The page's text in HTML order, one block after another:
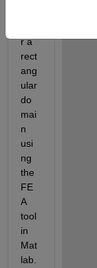
r a
rect
ang
ular
do
mai
n
usi
ng
the
FE
A
tool
in
Mat
lab.